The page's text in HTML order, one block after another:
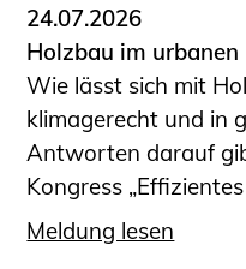
Kontakt und Anfahrt
Impressum
Datenschutz
Ingenieurakademie
24.07.2026
Holzbau im urbanen
Wie lässt sich mit
klimagerecht und in
Antworten darauf
Kongress „Effizientes
Meldung lesen